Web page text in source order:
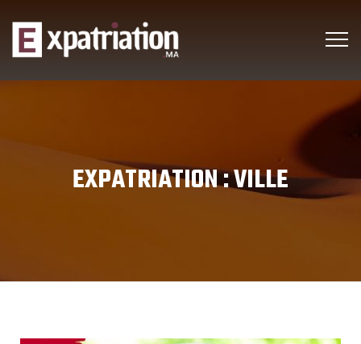
EXPATRIATION :VILLE